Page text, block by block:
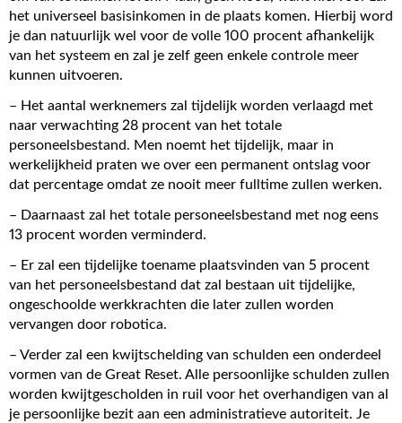
het universeel basisinkomen in de plaats komen. Hierbij word
je dan natuurlijk wel voor de volle 100 procent afhankelijk
van het systeem en zal je zelf geen enkele controle meer
kunnen uitvoeren.
– Het aantal werknemers zal tijdelijk worden verlaagd met
naar verwachting 28 procent van het totale
personeelsbestand. Men noemt het tijdelijk, maar in
werkelijkheid praten we over een permanent ontslag voor
dat percentage omdat ze nooit meer fulltime zullen werken.
– Daarnaast zal het totale personeelsbestand met nog eens
13 procent worden verminderd.
– Er zal een tijdelijke toename plaatsvinden van 5 procent
van het personeelsbestand dat zal bestaan uit tijdelijke,
ongeschoolde werkkrachten die later zullen worden
vervangen door robotica.
– Verder zal een kwijtschelding van schulden een onderdeel
vormen van de Great Reset. Alle persoonlijke schulden zullen
worden kwijtgescholden in ruil voor het overhandigen van al
je persoonlijke bezit aan een administratieve autoriteit. Je